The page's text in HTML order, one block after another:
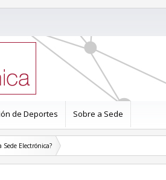
de Deportes Sobre a Sede
Electrónica?